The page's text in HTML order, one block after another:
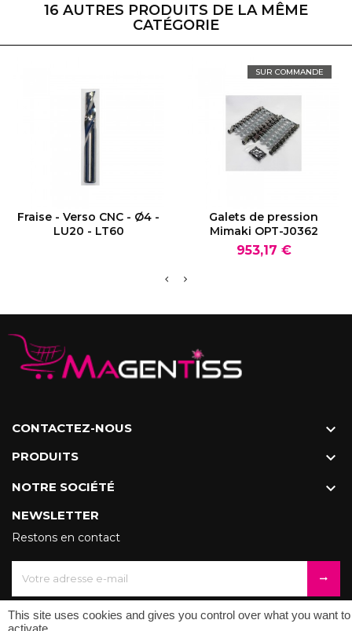
16 AUTRES PRODUITS DE LA MÊME
CATÉGORIE
VOIR LE PRODUIT
Fraise - Verso CNC - Ø4 -
LU20 - LT60
SUR COMMANDE
VOIR LE PRODUIT
Galets de pression
Mimaki OPT-J0362
Prix
953,17 €
CONTACTEZ-NOUS 
PRODUITS 
NOTRE SOCIÉTÉ 
NEWSLETTER
Restons en contact
This site uses cookies and gives you control over what you want to
activate